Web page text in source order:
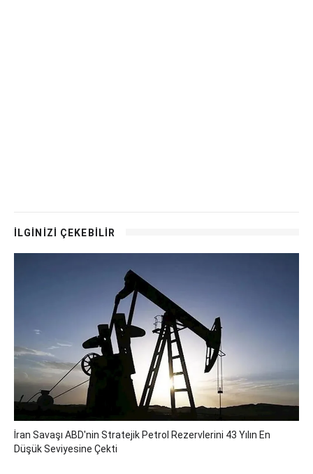
İLGİNİZİ ÇEKEBİLİR
İran Savaşı ABD'nin Stratejik Petrol Rezervlerini 43 Yılın En
Düşük Seviyesine Çekti